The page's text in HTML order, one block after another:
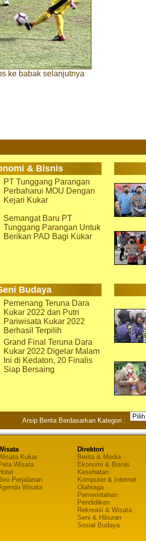
ke babak selanjutnya
& Bisnis
PT Tunggang Parangan
Perbaharui MOU Dengan
Kejari Kukar
Semangat Baru PT
Tunggang Parangan Untuk
Berikan PAD Bagi Kukar
Budaya
Pemenang Teruna Dara
Kukar 2022 dan Putri
Pariwisata Kukar 2022
Berhasil Terpilih
Grand Final Teruna Dara
Kukar 2022 Digelar Malam
Ini di Kedaton, 20 Finalis
Siap Bersaing
Arsip Berita Berdasarkan Kategori :
Kukar
Wisata
Perjalanan
Wisata
Direktori
Berita & Media
Ekonomi & Bisnis
Kesehatan
Komputer & Internet
Olahraga
Pemerintahan
Pendidikan
Rekreasi & Wisata
Seni & Hiburan
Sosial Budaya